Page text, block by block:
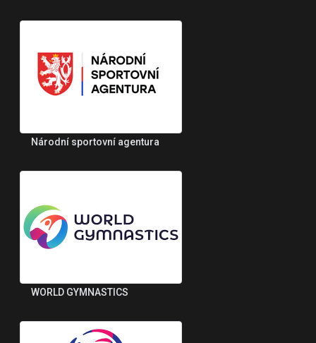
Národní sportovní agentura
WORLD GYMNASTICS